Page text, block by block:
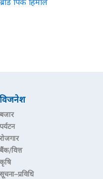
पिक हिमाल
विजनेश
बजार
पर्यटन
रोजगार
बैंक/वित्त
कृषि
सूचना–प्रविधि